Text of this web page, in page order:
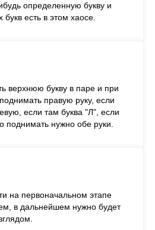
определенную букву и
букв есть в этом хаосе.
верхнюю букву в паре и при
правую руку, если
если там буква "Л", если
поднимать нужно обе руки.
на первоначальном этапе
в дальнейшем нужно будет